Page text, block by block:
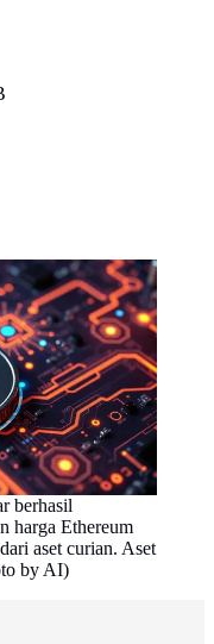
berhasil
harga Ethereum
aset curian. Aset
by AI)